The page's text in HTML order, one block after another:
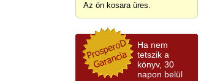
Az ön kosara üres.
Ha nem
tetszik a
könyv, 30
napon belül